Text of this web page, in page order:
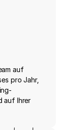
auf
pro Jahr,
auf Ihrer